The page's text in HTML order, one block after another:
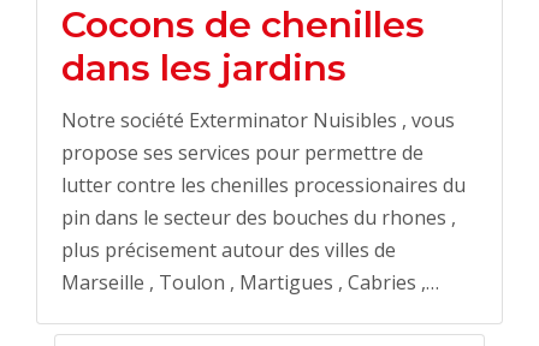
Cocons de chenilles
dans les jardins
Notre société Exterminator Nuisibles , vous
propose ses services pour permettre de
lutter contre les chenilles processionaires du
pin dans le secteur des bouches du rhones ,
plus précisement autour des villes de
Marseille , Toulon , Martigues , Cabries ,…